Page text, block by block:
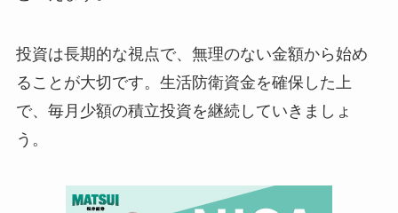
投資は長期的な視点で、無理のない金額から始め
ることが大切です。生活防衛資金を確保した上
で、毎月少額の積立投資を継続していきましょ
う。